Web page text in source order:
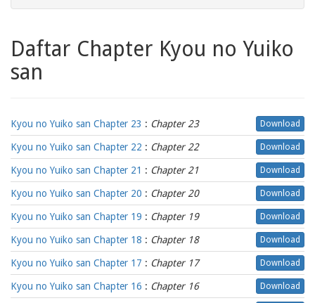
Daftar Chapter Kyou no Yuiko
san
Kyou no Yuiko san Chapter 23 : Chapter 23 Download
Kyou no Yuiko san Chapter 22 : Chapter 22 Download
Kyou no Yuiko san Chapter 21 : Chapter 21 Download
Kyou no Yuiko san Chapter 20 : Chapter 20 Download
Kyou no Yuiko san Chapter 19 : Chapter 19 Download
Kyou no Yuiko san Chapter 18 : Chapter 18 Download
Kyou no Yuiko san Chapter 17 : Chapter 17 Download
Kyou no Yuiko san Chapter 16 : Chapter 16 Download